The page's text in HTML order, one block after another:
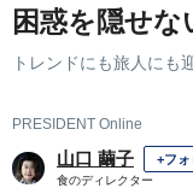
困惑を隠せな
トレンドにも旅人にも
PRESIDENT Online
山口 繭子 +フ
食のディレクター